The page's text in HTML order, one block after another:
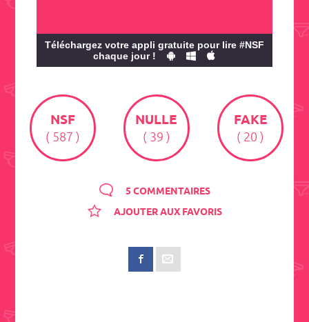
Téléchargez votre appli gratuite pour lire #NSF
chaque jour !
NSF
( 587 )
NULLE
( 39 )
FAKE
( 20 )
5 COMMENTAIRES
AJOUTER AUX FAVORIS